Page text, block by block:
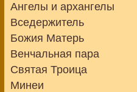
Ангелы и архангелы
Вседержитель
Божия Матерь
Венчальная пара
Святая Троица
Минеи